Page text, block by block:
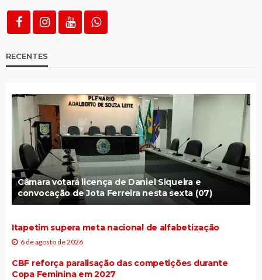
RECENTES
Câmara votará licença de Daniel Siqueira e
convocação de Jota Ferreira nesta sexta (07)
Itapetim supera meta nacional de alfabetização
6 de agosto de 2026
CBF reforça paralisação das competições durante
Copa Feminina em 2027